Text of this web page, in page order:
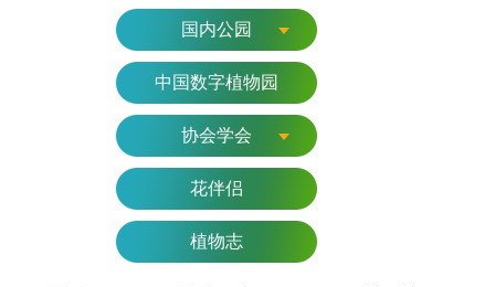
国内公园
中国数字植物园
协会学会
花伴侣
植物志